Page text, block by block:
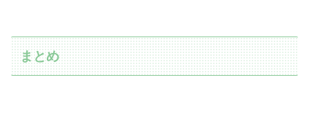
まとめ